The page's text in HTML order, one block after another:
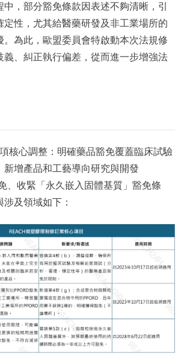
，部分豁免條款因表述不夠清晰，引
定性，尤其給醫藥研發及非工業場所的
。為此，歐盟委員會特啟動本次法規修
義、糾正執行偏差，從而進一步增強法
核心調整：明確藥品豁免覆蓋臨床試驗
新增產品和工藝導向研究與開發
、收緊「永久嵌入固體基質」豁免條
及領域如下：